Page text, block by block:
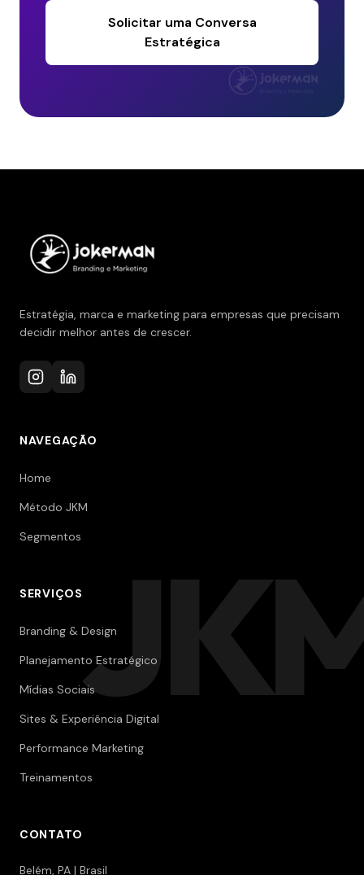
Solicitar uma Conversa
Estratégica
Estratégia, marca e marketing para empresas que precisam
decidir melhor antes de crescer.
NAVEGAÇÃO
Home
Método JKM
Segmentos
SERVIÇOS
Branding & Design
Planejamento Estratégico
Mídias Sociais
Sites & Experiência Digital
Performance Marketing
Treinamentos
CONTATO
Belém, PA | Brasil